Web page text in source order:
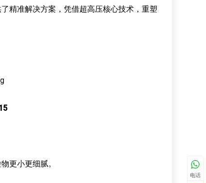
精准解决方案，凭借超高压核心技术，重塑
更小更细腻。
电话